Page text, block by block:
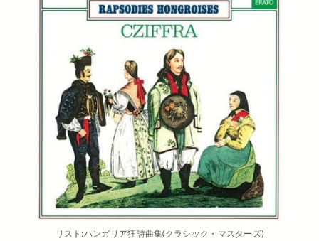
リスト:ハンガリア狂詩曲集(クラシック・マスターズ)